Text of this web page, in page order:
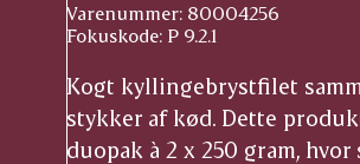
Varenummer: 80004256
Fokuskode: P 9.2.1
Kogt kyllingebrystfilet
stykker af kød. Dette
duopak à 2 x 250 gram,